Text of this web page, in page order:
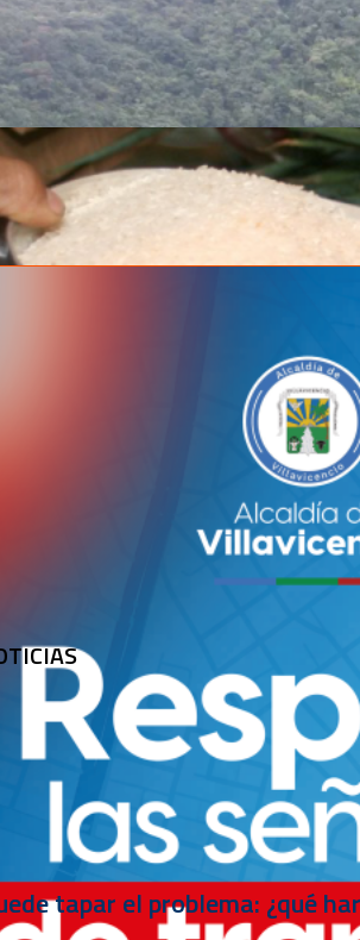
puente terminado si no
de lo permitido por el
tapar el problema: ¿qué